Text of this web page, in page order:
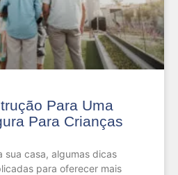
Para Uma
Para Crianças
sua casa, algumas dicas
para oferecer mais